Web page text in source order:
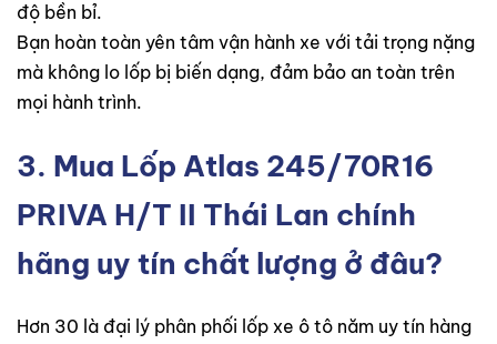
độ bền bỉ.
Bạn hoàn toàn yên tâm vận hành xe với tải trọng nặng
mà không lo lốp bị biến dạng, đảm bảo an toàn trên
mọi hành trình.
3. Mua Lốp Atlas 245/70R16
PRIVA H/T II Thái Lan chính
hãng uy tín chất lượng ở đâu?
Hơn 30 là đại lý phân phối lốp xe ô tô năm uy tín hàng